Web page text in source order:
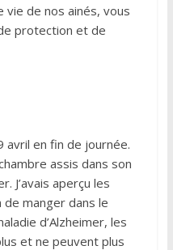
vie de nos ainés, vous
protection et de
avril en fin de journée.
assis dans son
J’avais aperçu les
manger dans le
d’Alzheimer, les
et ne peuvent plus